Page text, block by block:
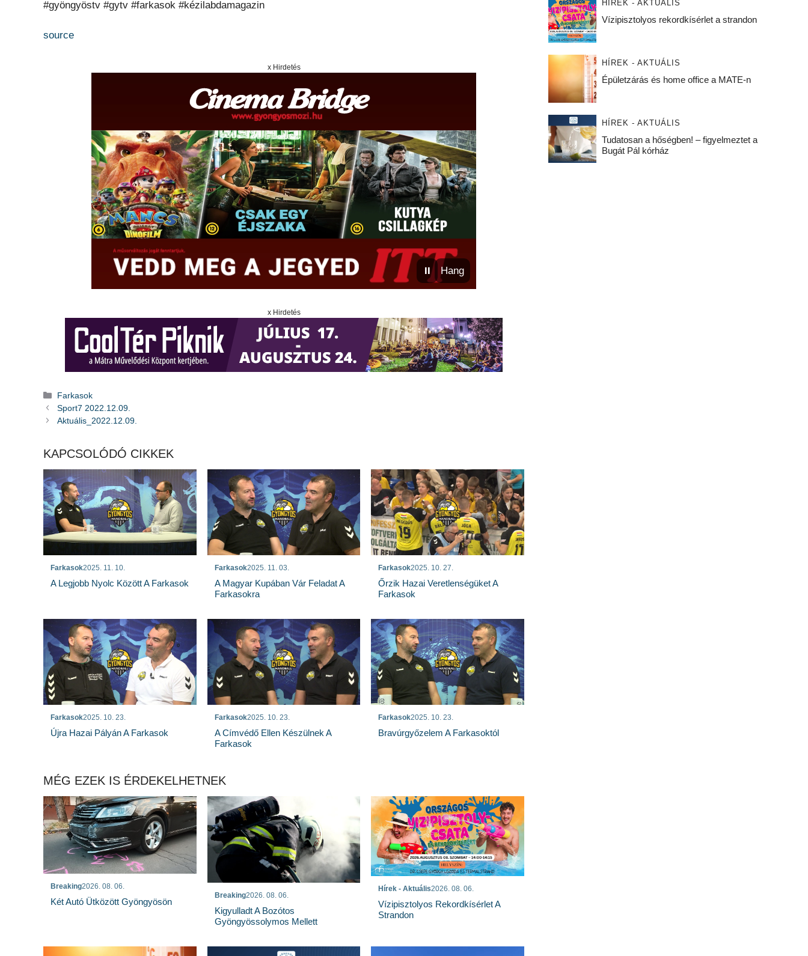
#gyöngyöstv #gytv #farkasok #kézilabdamagazin
source
x Hirdetés
⏸ Hang
x Hirdetés
Kategória
Farkasok
Sport7 2022.12.09.
Aktuális_2022.12.09.
KAPCSOLÓDÓ CIKKEK
Farkasok2025. 11. 10.
A Legjobb Nyolc Között A Farkasok
Farkasok2025. 11. 03.
A Magyar Kupában Vár Feladat A
Farkasokra
Farkasok2025. 10. 27.
Őrzik Hazai Veretlenségüket A
Farkasok
Farkasok2025. 10. 23.
Újra Hazai Pályán A Farkasok
Farkasok2025. 10. 23.
A Címvédő Ellen Készülnek A
Farkasok
Farkasok2025. 10. 23.
Bravúrgyőzelem A Farkasoktól
MÉG EZEK IS ÉRDEKELHETNEK
Breaking2026. 08. 06.
Két Autó Ütközött Gyöngyösön
Breaking2026. 08. 06.
Kigyulladt A Bozótos
Gyöngyössolymos Mellett
Hírek - Aktuális2026. 08. 06.
Vízipisztolyos Rekordkísérlet A
Strandon
HÍREK - AKTUÁLIS
Vízipisztolyos rekordkísérlet a strandon
HÍREK - AKTUÁLIS
Épületzárás és home office a MATE-n
HÍREK - AKTUÁLIS
Tudatosan a hőségben! – figyelmeztet a
Bugát Pál kórház